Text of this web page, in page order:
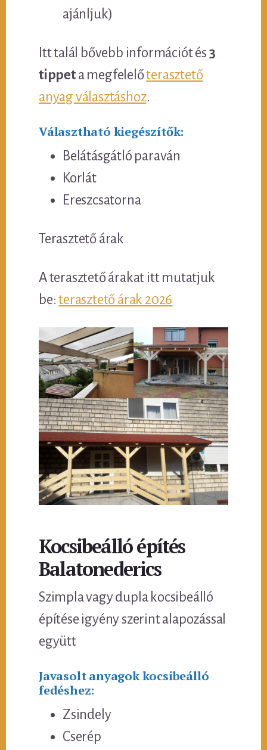
ajánljuk)
Itt talál bővebb információt és 3
tippeta megfelelőterasztető
anyag választáshoz.
Választható kiegészítők:
Belátásgátló paraván
Korlát
Ereszcsatorna
Terasztető árak
A terasztető árakat itt mutatjuk
be:terasztető árak 2026
Kocsibeálló építés
Balatonederics
Szimpla vagy dupla kocsibeálló
építése igyény szerint alapozással
együtt
Javasolt anyagok kocsibeálló
fedéshez:
Zsindely
Cserép